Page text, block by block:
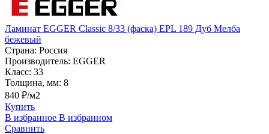
Ламинат EGGER Classic 8/33 (фаска) EPL 189 Дуб Мелба
бежевый
Страна: Россия
Производитель: EGGER
Класс: 33
Толщина, мм: 8
840 ₽/м2
Купить
В избранное В избранном
Сравнить